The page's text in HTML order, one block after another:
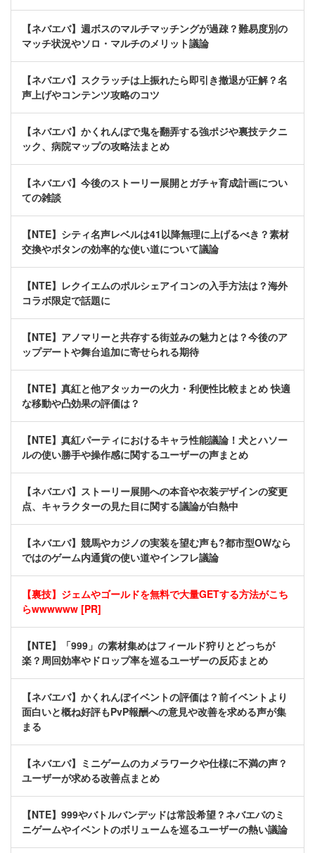
【ネバエバ】週ボスのマルチマッチングが過疎？難易度別の
マッチ状況やソロ・マルチのメリット議論
【ネバエバ】スクラッチは上振れたら即引き撤退が正解？名
声上げやコンテンツ攻略のコツ
【ネバエバ】かくれんぼで鬼を翻弄する強ポジや裏技テクニ
ック、病院マップの攻略法まとめ
【ネバエバ】今後のストーリー展開とガチャ育成計画につい
ての雑談
【NTE】シティ名声レベルは41以降無理に上げるべき？素材
交換やボタンの効率的な使い道について議論
【NTE】レクイエムのポルシェアイコンの入手方法は？海外
コラボ限定で話題に
【NTE】アノマリーと共存する街並みの魅力とは？今後のア
ップデートや舞台追加に寄せられる期待
【NTE】真紅と他アタッカーの火力・利便性比較まとめ 快適
な移動や凸効果の評価は？
【NTE】真紅パーティにおけるキャラ性能議論！犬とハソー
ルの使い勝手や操作感に関するユーザーの声まとめ
【ネバエバ】ストーリー展開への本音や衣装デザインの変更
点、キャラクターの見た目に関する議論が白熱中
【ネバエバ】競馬やカジノの実装を望む声も?都市型OWなら
ではのゲーム内通貨の使い道やインフレ議論
【裏技】ジェムやゴールドを無料で大量GETする方法がこち
らwwwwww [PR]
【NTE】「999」の素材集めはフィールド狩りとどっちが
楽？周回効率やドロップ率を巡るユーザーの反応まとめ
【ネバエバ】かくれんぼイベントの評価は？前イベントより
面白いと概ね好評もPvP報酬への意見や改善を求める声が集
まる
【ネバエバ】ミニゲームのカメラワークや仕様に不満の声？
ユーザーが求める改善点まとめ
【NTE】999やバトルバンデッドは常設希望？ネバエバのミ
ニゲームやイベントのボリュームを巡るユーザーの熱い議論